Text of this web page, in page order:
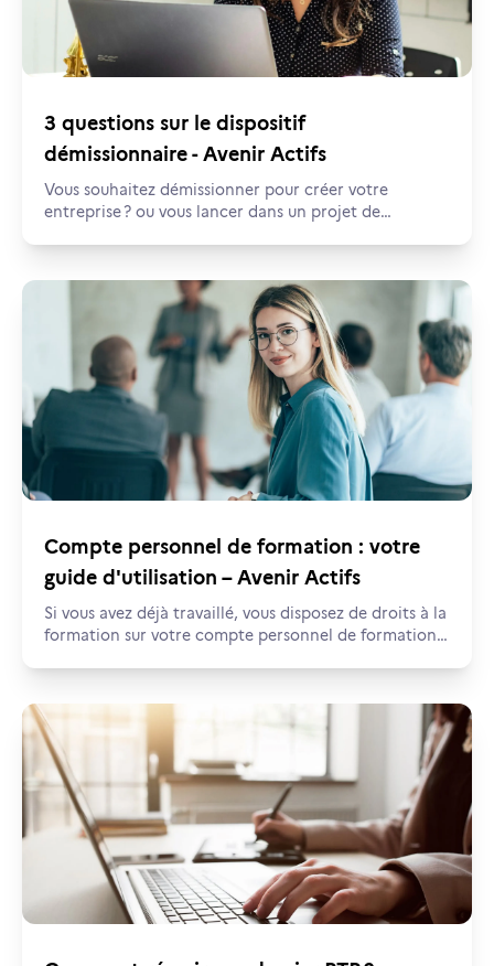
3 questions sur le dispositif
démissionnaire - Avenir Actifs
Vous souhaitez démissionner pour créer votre
entreprise ? ou vous lancer dans un projet de
Compte personnel de formation : votre
guide d'utilisation – Avenir Actifs
Si vous avez déjà travaillé, vous disposez de droits à la
formation sur votre compte personnel de formation.